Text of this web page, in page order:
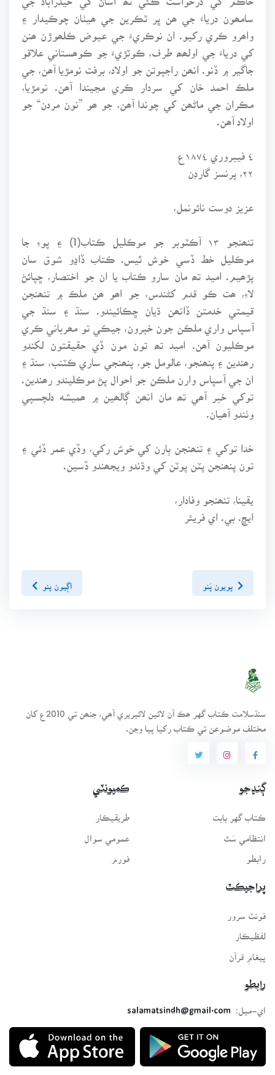
سامھون درياءَ جي ھن ڀر ٽڪرين جي ھيٺان چوڪيدار ۽
واھرو ڪري رکيو. ان نوڪريءَ جي عيوض ڪلھوڙن ھنن
کي درياءَ جي اولھھ طرف، ڪوٽڙيءَ جو ڪوھستاني علاقو
جاگير ۾ ڏنو. انھن راجپوتن جو اولاد، برفت نومڙيا آھن، جي
ملڪ احمد خان کي سردار ڪري مڃيندا آھن. نومڙيا،
مڪران جي ماڻھن کي چوندا آھن، جو ھو ”نون مردن“ جو
اولاد آھن.
عزيز دوست نائونمل،
تنھنجو ١٣ آڪٽوبر جو موڪليل ڪتاب(1) ۽ پوءِ جا
موڪليل خط ڏسي خوش ٿيس. ڪتاب ڏاڍو شوق سان
پڙھيم. اميد تھ مان سارو ڪتاب يا ان جو اختصار، ڇپائڻ
لاءِ، ھت ڪو قدم کڻندس، جو اھو ھن ملڪ ۾ تنھنجن
قيمتي خدمتن ڏانھن ڌيان ڇڪائيندو. سنڌ ۽ سنڌ جي
آسپاس واري ملڪن جون خبرون، جيڪي تو مھرباني ڪري
موڪليون آھن. اميد تھ تون مون ڏي حقيقتون لکندو
رھندين ۽ پنھنجو، عالومل جو، پنھنجي ساري ڪٽنب، سنڌ ۽
ان جي آسپاس وارن ملڪن جو احوال پڻ موڪليندو رھندين.
توکي خبر آھي تھ مان انھن ڳالھين ۾ ھميشه دلچسپي
وٺندو آھيان.
خدا توکي ۽ تنھنجن ٻارن کي خوش رکي، وڏي عمر ڏئي ۽
تون پنھنجن پٽن پوٽن کي وڌندو ويجھندو ڏسين.
يقينا، تنھنجو وفادار،
ايڇ. بي. اي فريئر
پويون پَنو اڳيون پنو
سنڌسلامت ڪتاب گهر ھڪ آن لائين لائبريري آھي، جنھن تي 2010ع کان
مختلف موضوعن تي ڪتاب رکيا پيا وڃن.
ڳنڍجو
ڪتاب گهر بابت
انتظامي سَٿ
رابطو
ڪميونٽي
طريقيڪار
عمومي سوال
فورم
پراجيڪٽ
لفظيڪار
پيغامِ قرآن
رابطو
اي-ميل:
salamatsindh@gmail.com